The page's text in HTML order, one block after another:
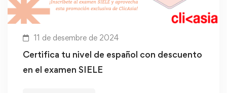
11 de desembre de 2024
Certifica tu nivel de español con descuento
en el examen SIELE